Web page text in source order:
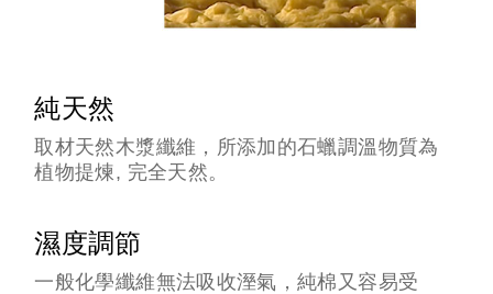
純天然
取材天然木漿纖維，所添加的石蠟調溫物質為
植物提煉, 完全天然。
濕度調節
一般化學纖維無法吸收溼氣，純棉又容易受